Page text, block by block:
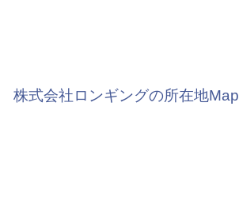
株式会社ロンギングの所在地Map